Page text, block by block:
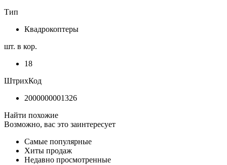
Тип
Квадрокоптеры
шт. в кор.
18
ШтрихКод
2000000001326
Найти похожие
Возможно, вас это заинтересует
Самые популярные
Хиты продаж
Недавно просмотренные